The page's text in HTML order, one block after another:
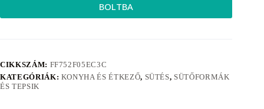
BOLTBA
CIKKSZÁM: FF752F05EC3C
KATEGÓRIÁK: KONYHA ÉS ÉTKEZŐ, SÜTÉS, SÜTŐFORMÁK
ÉS TEPSIK